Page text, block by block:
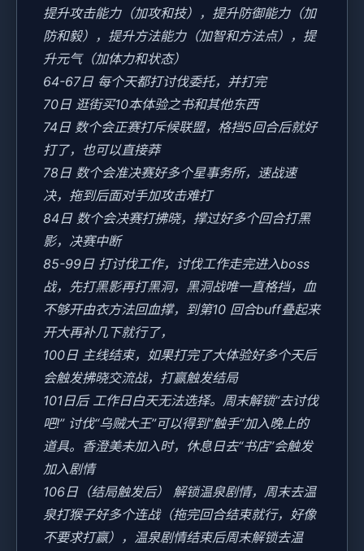
提升攻击能力（加攻和技），提升防御能力（加
防和毅），提升方法能力（加智和方法点），提
升元气（加体力和状态）
64-67日 每个天都打讨伐委托，并打完
70日 逛街买10本体验之书和其他东西
74日 数个会正赛打斥候联盟，格挡5回合后就好
打了，也可以直接莽
78日 数个会准决赛好多个星事务所，速战速
决，拖到后面对手加攻击难打
84日 数个会决赛打拂晓，撑过好多个回合打黑
影，决赛中断
85-99日 打讨伐工作，讨伐工作走完进入boss
战，先打黑影再打黑洞，黑洞战唯一直格挡，血
不够开由衣方法回血撑，到第10 回合buff叠起来
开大再补几下就行了，
100日 主线结束，如果打完了大体验好多个天后
会触发拂晓交流战，打赢触发结局
101日后 工作日白天无法选择。周末解锁“去讨伐
吧!” 讨伐“乌贼大王”可以得到“触手”加入晚上的
道具。香澄美未加入时，休息日去“书店”会触发
加入剧情
106日（结局触发后） 解锁温泉剧情，周末去温
泉打猴子好多个连战（拖完回合结束就行，好像
不要求打赢），温泉剧情结束后周末解锁去温